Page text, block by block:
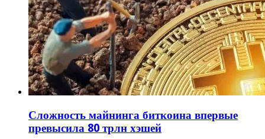
Сложность майнинга биткоина впервые
превысила 80 трлн хэшей